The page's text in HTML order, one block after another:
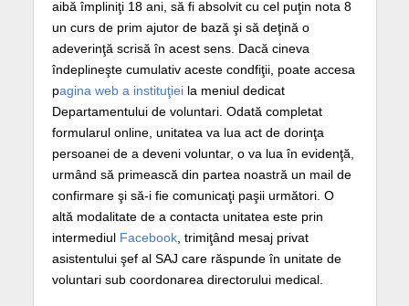
aibă împliniţi 18 ani, să fi absolvit cu cel puţin nota 8
un curs de prim ajutor de bază şi să deţină o
adeverinţă scrisă în acest sens. Dacă cineva
îndeplineşte cumulativ aceste condfiţii, poate accesa
pagina web a instituţieila meniul dedicat
Departamentului de voluntari. Odată completat
formularul online, unitatea va lua act de dorinţa
persoanei de a deveni voluntar, o va lua în evidenţă,
urmând să primească din partea noastră un mail de
confirmare şi să-i fie comunicaţi paşii următori. O
altă modalitate de a contacta unitatea este prin
intermediul Facebook, trimiţând mesaj privat
asistentului şef al SAJ care răspunde în unitate de
voluntari sub coordonarea directorului medical.